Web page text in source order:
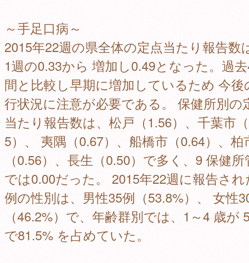
～手足口病～
2015年22週の県全体の定点当たり報告数
1週の0.33から 増加し0.49となった。過
間と比較し早期に増加しているため 今後
行状況に注意が必要である。 保健所別の
当たり報告数は、松戸（1.56）、千葉市
5）、 夷隅（0.67）、船橋市（0.64）、柏
（0.56）、長生（0.50）で多く、9 保健所
では0.00だった。 2015年22週に報告され
例の性別は、男性35例（53.8%）、 女性
（46.2%）で、年齢群別では、1～4 歳が
で81.5% を占めていた。